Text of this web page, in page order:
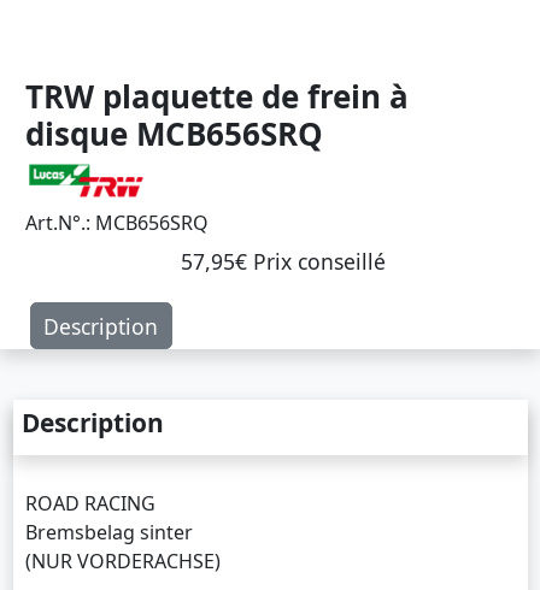
TRW plaquette de frein à
disque MCB656SRQ
Art.N°.: MCB656SRQ
57,95€ Prix ​​conseillé
Description
Description
ROAD RACING
Bremsbelag sinter
(NUR VORDERACHSE)